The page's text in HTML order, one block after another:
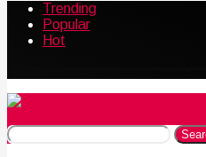
Trending
Popular
Hot